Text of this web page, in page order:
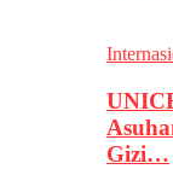
Gizi…